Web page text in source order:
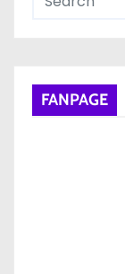
FANPAGE